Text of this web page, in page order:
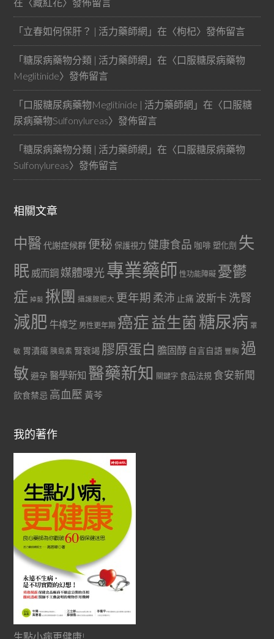
「立春如何保肝？ | 活力藥師網 」在〈枸杞〉發佈留言
「糖尿病藥物分類 | 活力藥師網 」在〈口服糖尿病藥物
Meglitinide〉發佈留言
「口服糖尿病藥物Meglitinide | 活力藥師網 」在〈口服糖
尿病藥物Sulfonylureas〉發佈留言
「糖尿病藥物分類 | 活力藥師網 」在〈口服糖尿病藥物
Sulfonylureas〉發佈留言
相關文章
中醫代謝症候群 便秘 保護視力 健康食品 咖啡 塑化劑 失
眠 威而鋼 媒體曝光專業藥師 性功能障礙 憂鬱
症 掉髮 揪團 攝護腺肥大 更年期 柔沛 止痛 波斯卡 洗腎
減肥 牛樟芝 男性更年期 癌症益生菌 糖尿病 罩
敏 胃潰瘍 胰島素 腎衰竭 膠原蛋白 膽固醇 自言自語 豐胸 過
敏 避孕 醫學新知 醫藥新知 關鍵字 食品法規 食安新聞
飲食禁忌 高血壓 黃芩
我的著作
生點小病更健康!